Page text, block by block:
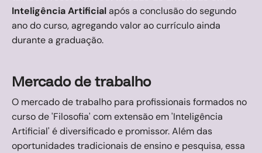
Inteligência Artificialapós a conclusão do segundo
ano do curso, agregando valor ao currículo ainda
durante a graduação.
Mercado de trabalho
O mercado de trabalho para profissionais formados no
curso de 'Filosofia' com extensão em 'Inteligência
Artificial' é diversificado e promissor. Além das
oportunidades tradicionais de ensino e pesquisa, essa